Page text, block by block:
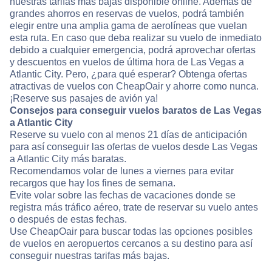
grandes ahorros en reservas de vuelos, podrá también
elegir entre una amplia gama de aerolíneas que vuelan
esta ruta. En caso que deba realizar su vuelo de inmediato
debido a cualquier emergencia, podrá aprovechar ofertas
y descuentos en vuelos de última hora de Las Vegas a
Atlantic City. Pero, ¿para qué esperar? Obtenga ofertas
atractivas de vuelos con CheapOair y ahorre como nunca.
¡Reserve sus pasajes de avión ya!
Consejos para conseguir vuelos baratos de Las Vegas
a Atlantic City
Reserve su vuelo con al menos 21 días de anticipación
para así conseguir las ofertas de vuelos desde Las Vegas
a Atlantic City más baratas.
Recomendamos volar de lunes a viernes para evitar
recargos que hay los fines de semana.
Evite volar sobre las fechas de vacaciones donde se
registra más tráfico aéreo, trate de reservar su vuelo antes
o después de estas fechas.
Use CheapOair para buscar todas las opciones posibles
de vuelos en aeropuertos cercanos a su destino para así
conseguir nuestras tarifas más bajas.